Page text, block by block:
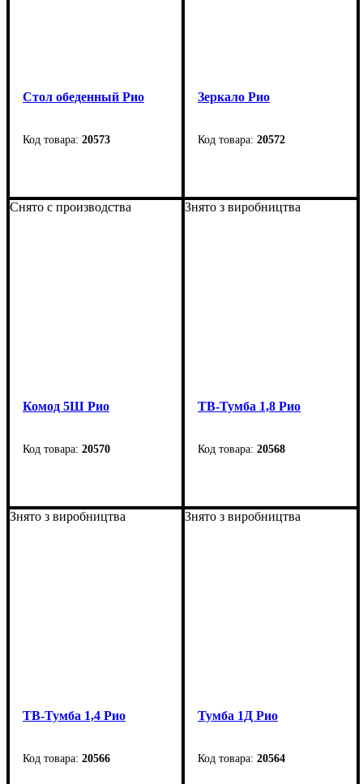
Стол обеденный Рио
20573
Высота: 84 см
Глубина: 80 см
Зеркало Рио
20572
Высота: 90 см
Глубина: 2 см
Снято с производства
Комод 5Ш Рио
20570
Высота: 1110 мм
Глубина: 400 мм
Знято з виробництва
ТВ-Тумба 1,8 Рио
20568
Высота: 57 см
Глубина: 40 см
Знято з виробництва
ТВ-Тумба 1,4 Рио
20566
Знято з виробництва
Тумба 1Д Рио
20564